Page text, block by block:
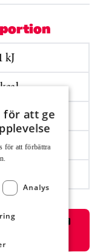
kJ
skrivare
för att ge
för att för­bättra
Analys